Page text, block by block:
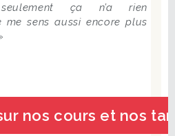
ça n’a rien
me sens aussi encore plus